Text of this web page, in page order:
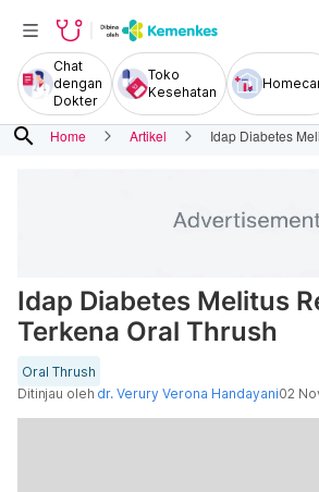
Chat
dengan
Dokter
Toko
Kesehatan
search Home Artikel Idap Diabetes
Idap Diabetes Melitus
Terkena Oral Thrush
Oral Thrush
Ditinjau oleh dr. Verury Verona Handayani02